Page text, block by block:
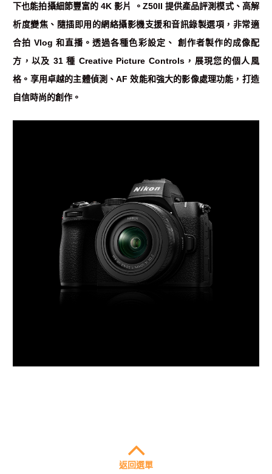
下也能拍攝細節豐富的 4K 影片 。Z50II 提供產品評測模式、高解
析度變焦、隨插即用的網絡攝影機支援和音訊錄製選項，非常適
合拍 Vlog 和直播。透過各種色彩設定、 創作者製作的成像配
方，以及 31 種 Creative Picture Controls，展現您的個人風
格。享用卓越的主體偵測、AF 效能和強大的影像處理功能，打造
自信時尚的創作。
返回選單